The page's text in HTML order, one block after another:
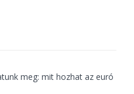
meg: mit hozhat az euró